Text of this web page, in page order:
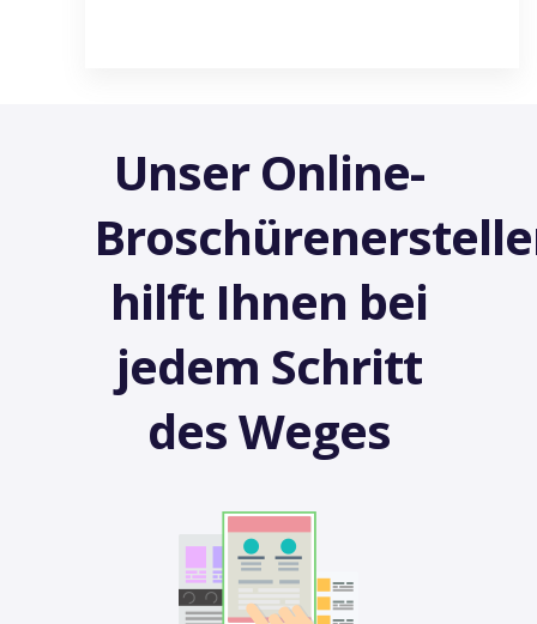
Unser Online-
hilft Ihnen bei
jedem Schritt
des Weges